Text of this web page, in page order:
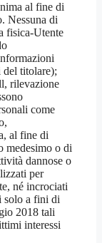
al fine di
Nessuna di
fisica-Utente
del titolare);
rilevazione
come
al fine di
medesimo o di
dannose o
per
né incrociati
solo a fini di
2018 tali
interessi